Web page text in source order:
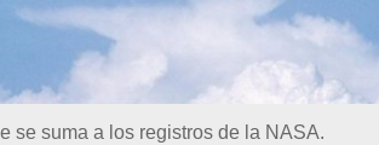
se suma a los registros de la NASA.